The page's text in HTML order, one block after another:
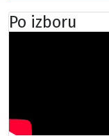
Po izboru